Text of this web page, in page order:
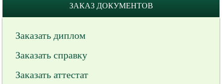
ЗАКАЗ ДОКУМЕНТОВ
Заказать диплом
Заказать справку
Заказать аттестат